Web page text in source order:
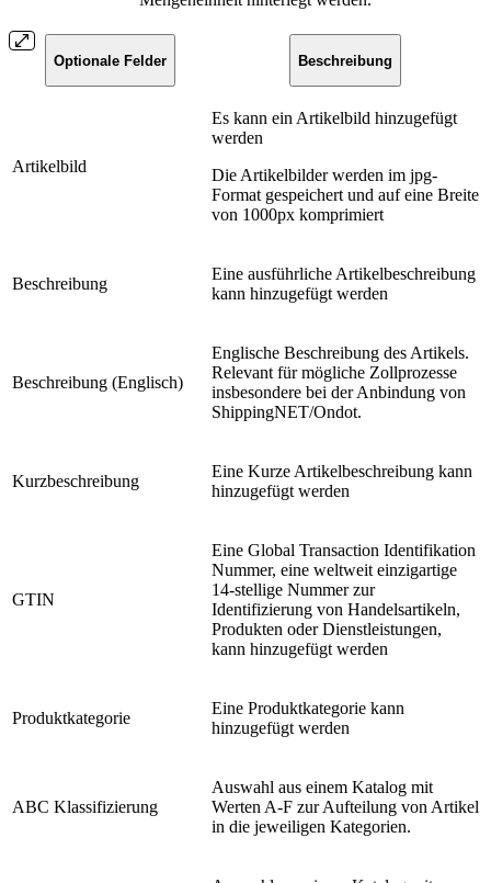
Optionale Felder Beschreibung
Artikelbild
Es kann ein Artikelbild hinzugefügt
werden
Die Artikelbilder werden im jpg-
Format gespeichert und auf eine Breite
von 1000px komprimiert
Beschreibung
Eine ausführliche Artikelbeschreibung
kann hinzugefügt werden
Beschreibung (Englisch)
Englische Beschreibung des Artikels.
Relevant für mögliche Zollprozesse
insbesondere bei der Anbindung von
ShippingNET/Ondot.
Kurzbeschreibung
Eine Kurze Artikelbeschreibung kann
hinzugefügt werden
GTIN
Eine Global Transaction Identifikation
Nummer, eine weltweit einzigartige
14-stellige Nummer zur
Identifizierung von Handelsartikeln,
Produkten oder Dienstleistungen,
kann hinzugefügt werden
Produktkategorie
Eine Produktkategorie kann
hinzugefügt werden
ABC Klassifizierung
Auswahl aus einem Katalog mit
Werten A-F zur Aufteilung von Artikel
in die jeweiligen Kategorien.